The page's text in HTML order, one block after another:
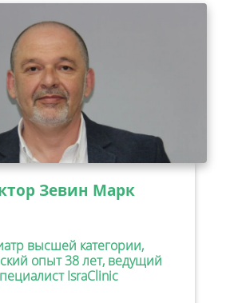
Зевин Марк
высшей категории,
опыт 38 лет, ведущий
IsraClinic